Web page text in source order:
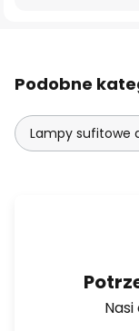
Podobne
Lampy sufitowe